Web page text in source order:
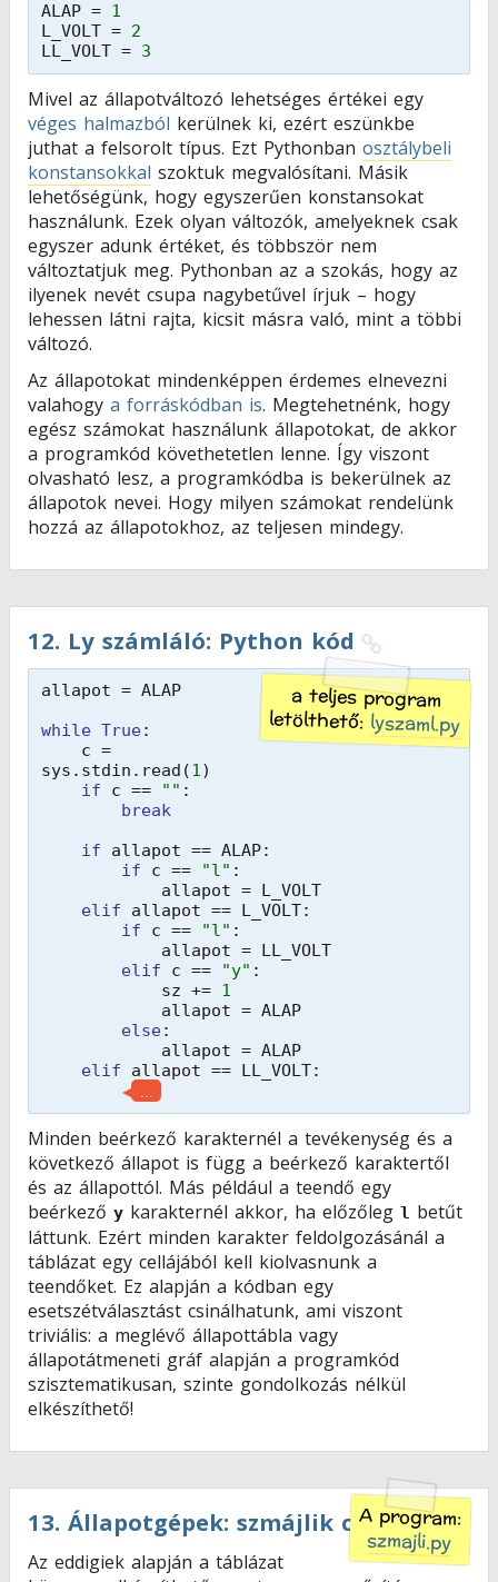
ALAP = 1
L_VOLT = 2
LL_VOLT = 3
Mivel az állapotváltozó lehetséges értékei egy
véges halmazból kerülnek ki, ezért eszünkbe
juthat a felsorolt típus. Ezt Pythonban osztálybeli
konstansokkal szoktuk megvalósítani. Másik
lehetőségünk, hogy egyszerűen konstansokat
használunk. Ezek olyan változók, amelyeknek csak
egyszer adunk értéket, és többször nem
változtatjuk meg. Pythonban az a szokás, hogy az
ilyenek nevét csupa nagybetűvel írjuk – hogy
lehessen látni rajta, kicsit másra való, mint a többi
változó.
Az állapotokat mindenképpen érdemes elnevezni
valahogy a forráskódban is. Megtehetnénk, hogy
egész számokat használunk állapotokat, de akkor
a programkód követhetetlen lenne. Így viszont
olvasható lesz, a programkódba is bekerülnek az
állapotok nevei. Hogy milyen számokat rendelünk
hozzá az állapotokhoz, az teljesen mindegy.
12. Ly számláló: Python kód
a teljes program
letölthető:lyszaml.py
allapot = ALAP
while True:
c =
sys.stdin.read(1)
if
c == "" :
break
if
allapot == ALAP:
if
c == "l" :
allapot = L_VOLT
elif
allapot == L_VOLT:
if
c == "l" :
allapot = LL_VOLT
elif
c == "y" :
sz += 1
allapot = ALAP
else:
allapot = ALAP
elif
allapot == LL_VOLT:
...
Minden beérkező karakternél a tevékenység és a
következő állapot is függ a beérkező karaktertől
és az állapottól. Más például a teendő egy
beérkező y karakternél akkor, ha előzőleg l betűt
láttunk. Ezért minden karakter feldolgozásánál a
táblázat egy cellájából kell kiolvasnunk a
teendőket. Ez alapján a kódban egy
esetszétválasztást csinálhatunk, ami viszont
triviális: a meglévő állapottábla vagy
állapotátmeneti gráf alapján a programkód
szisztematikusan, szinte gondolkozás nélkül
elkészíthető!
13. Állapotgépek: szmájlik cseréje
A program:
szmajli.py
Az eddigiek alapján a táblázat